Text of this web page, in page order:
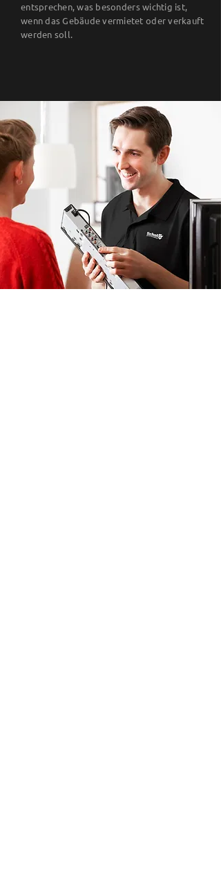
entsprechen, was besonders wichtig ist,
wenn das Gebäude vermietet oder verkauft
werden soll.